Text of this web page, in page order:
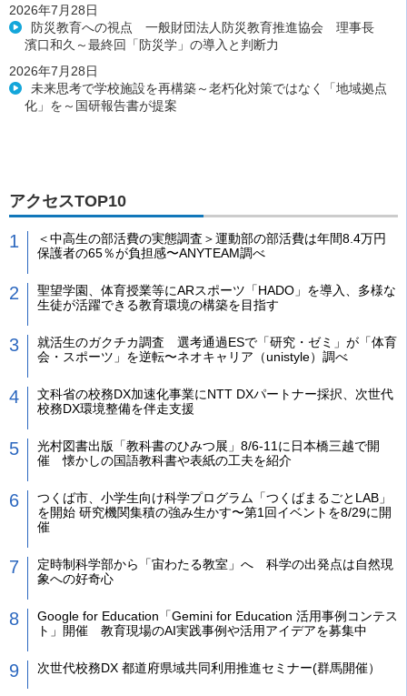
2026年7月28日
防災教育への視点 一般財団法人防災教育推進協会 理事長
濱口和久～最終回「防災学」の導入と判断力
2026年7月28日
未来思考で学校施設を再構築～老朽化対策ではなく「地域拠点
化」を～国研報告書が提案
アクセスTOP10
＜中高生の部活費の実態調査＞運動部の部活費は年間8.4万円
保護者の65％が負担感〜ANYTEAM調べ
聖望学園、体育授業等にARスポーツ「HADO」を導入、多様な
生徒が活躍できる教育環境の構築を目指す
就活生のガクチカ調査 選考通過ESで「研究・ゼミ」が「体育
会・スポーツ」を逆転〜ネオキャリア（unistyle）調べ
文科省の校務DX加速化事業にNTT DXパートナー採択、次世代
校務DX環境整備を伴走支援
光村図書出版「教科書のひみつ展」8/6-11に日本橋三越で開
催 懐かしの国語教科書や表紙の工夫を紹介
つくば市、小学生向け科学プログラム「つくばまるごとLAB」
を開始 研究機関集積の強み生かす〜第1回イベントを8/29に開
催
定時制科学部から「宙わたる教室」へ 科学の出発点は自然現
象への好奇心
Google for Education「Gemini for Education 活用事例コンテス
ト」開催 教育現場のAI実践事例や活用アイデアを募集中
次世代校務DX 都道府県域共同利用推進セミナー(群馬開催）